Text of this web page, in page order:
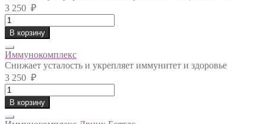
3 250 ₽
Зелёный
чай
в
капсулах
quantity
В корзину
Иммунокомплекс
Снижает усталость и укрепляет иммунитет и здоровье
3 250 ₽
Иммунокомплекс
quantity
В корзину